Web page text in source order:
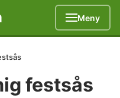
Meny
festsås